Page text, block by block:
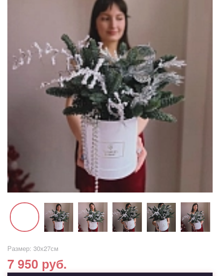
работаем круглосуточно
Размер: 30х27см
7 950 руб.